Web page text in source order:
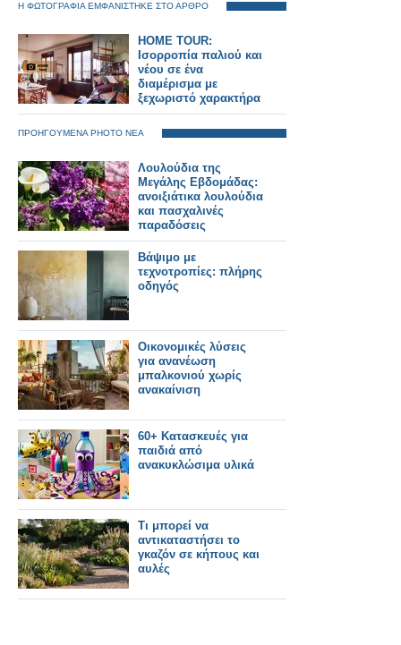
Η ΦΩΤΟΓΡΑΦΙΑ ΕΜΦΑΝΙΣΤΗΚΕ ΣΤΟ ΑΡΘΡΟ
HOME TOUR:
Ισορροπία παλιού και
νέου σε ένα
διαμέρισμα με
ξεχωριστό χαρακτήρα
ΠΡΟΗΓΟΥΜΕΝΑ PHOTO ΝΕΑ
Λουλούδια της
Μεγάλης Εβδομάδας:
ανοιξιάτικα λουλούδια
και πασχαλινές
παραδόσεις
Βάψιμο με
τεχνοτροπίες: πλήρης
οδηγός
Οικονομικές λύσεις
για ανανέωση
μπαλκονιού χωρίς
ανακαίνιση
60+ Κατασκευές για
παιδιά από
ανακυκλώσιμα υλικά
Τι μπορεί να
αντικαταστήσει το
γκαζόν σε κήπους και
αυλές